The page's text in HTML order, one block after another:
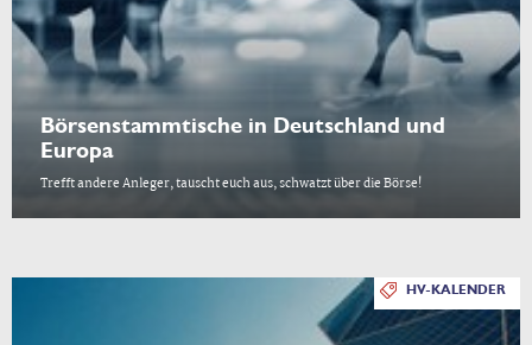
Börsenstammtische in Deutschland und
Europa
Trefft andere Anleger, tauscht euch aus, schwatzt über die Börse!
HV-KALENDER